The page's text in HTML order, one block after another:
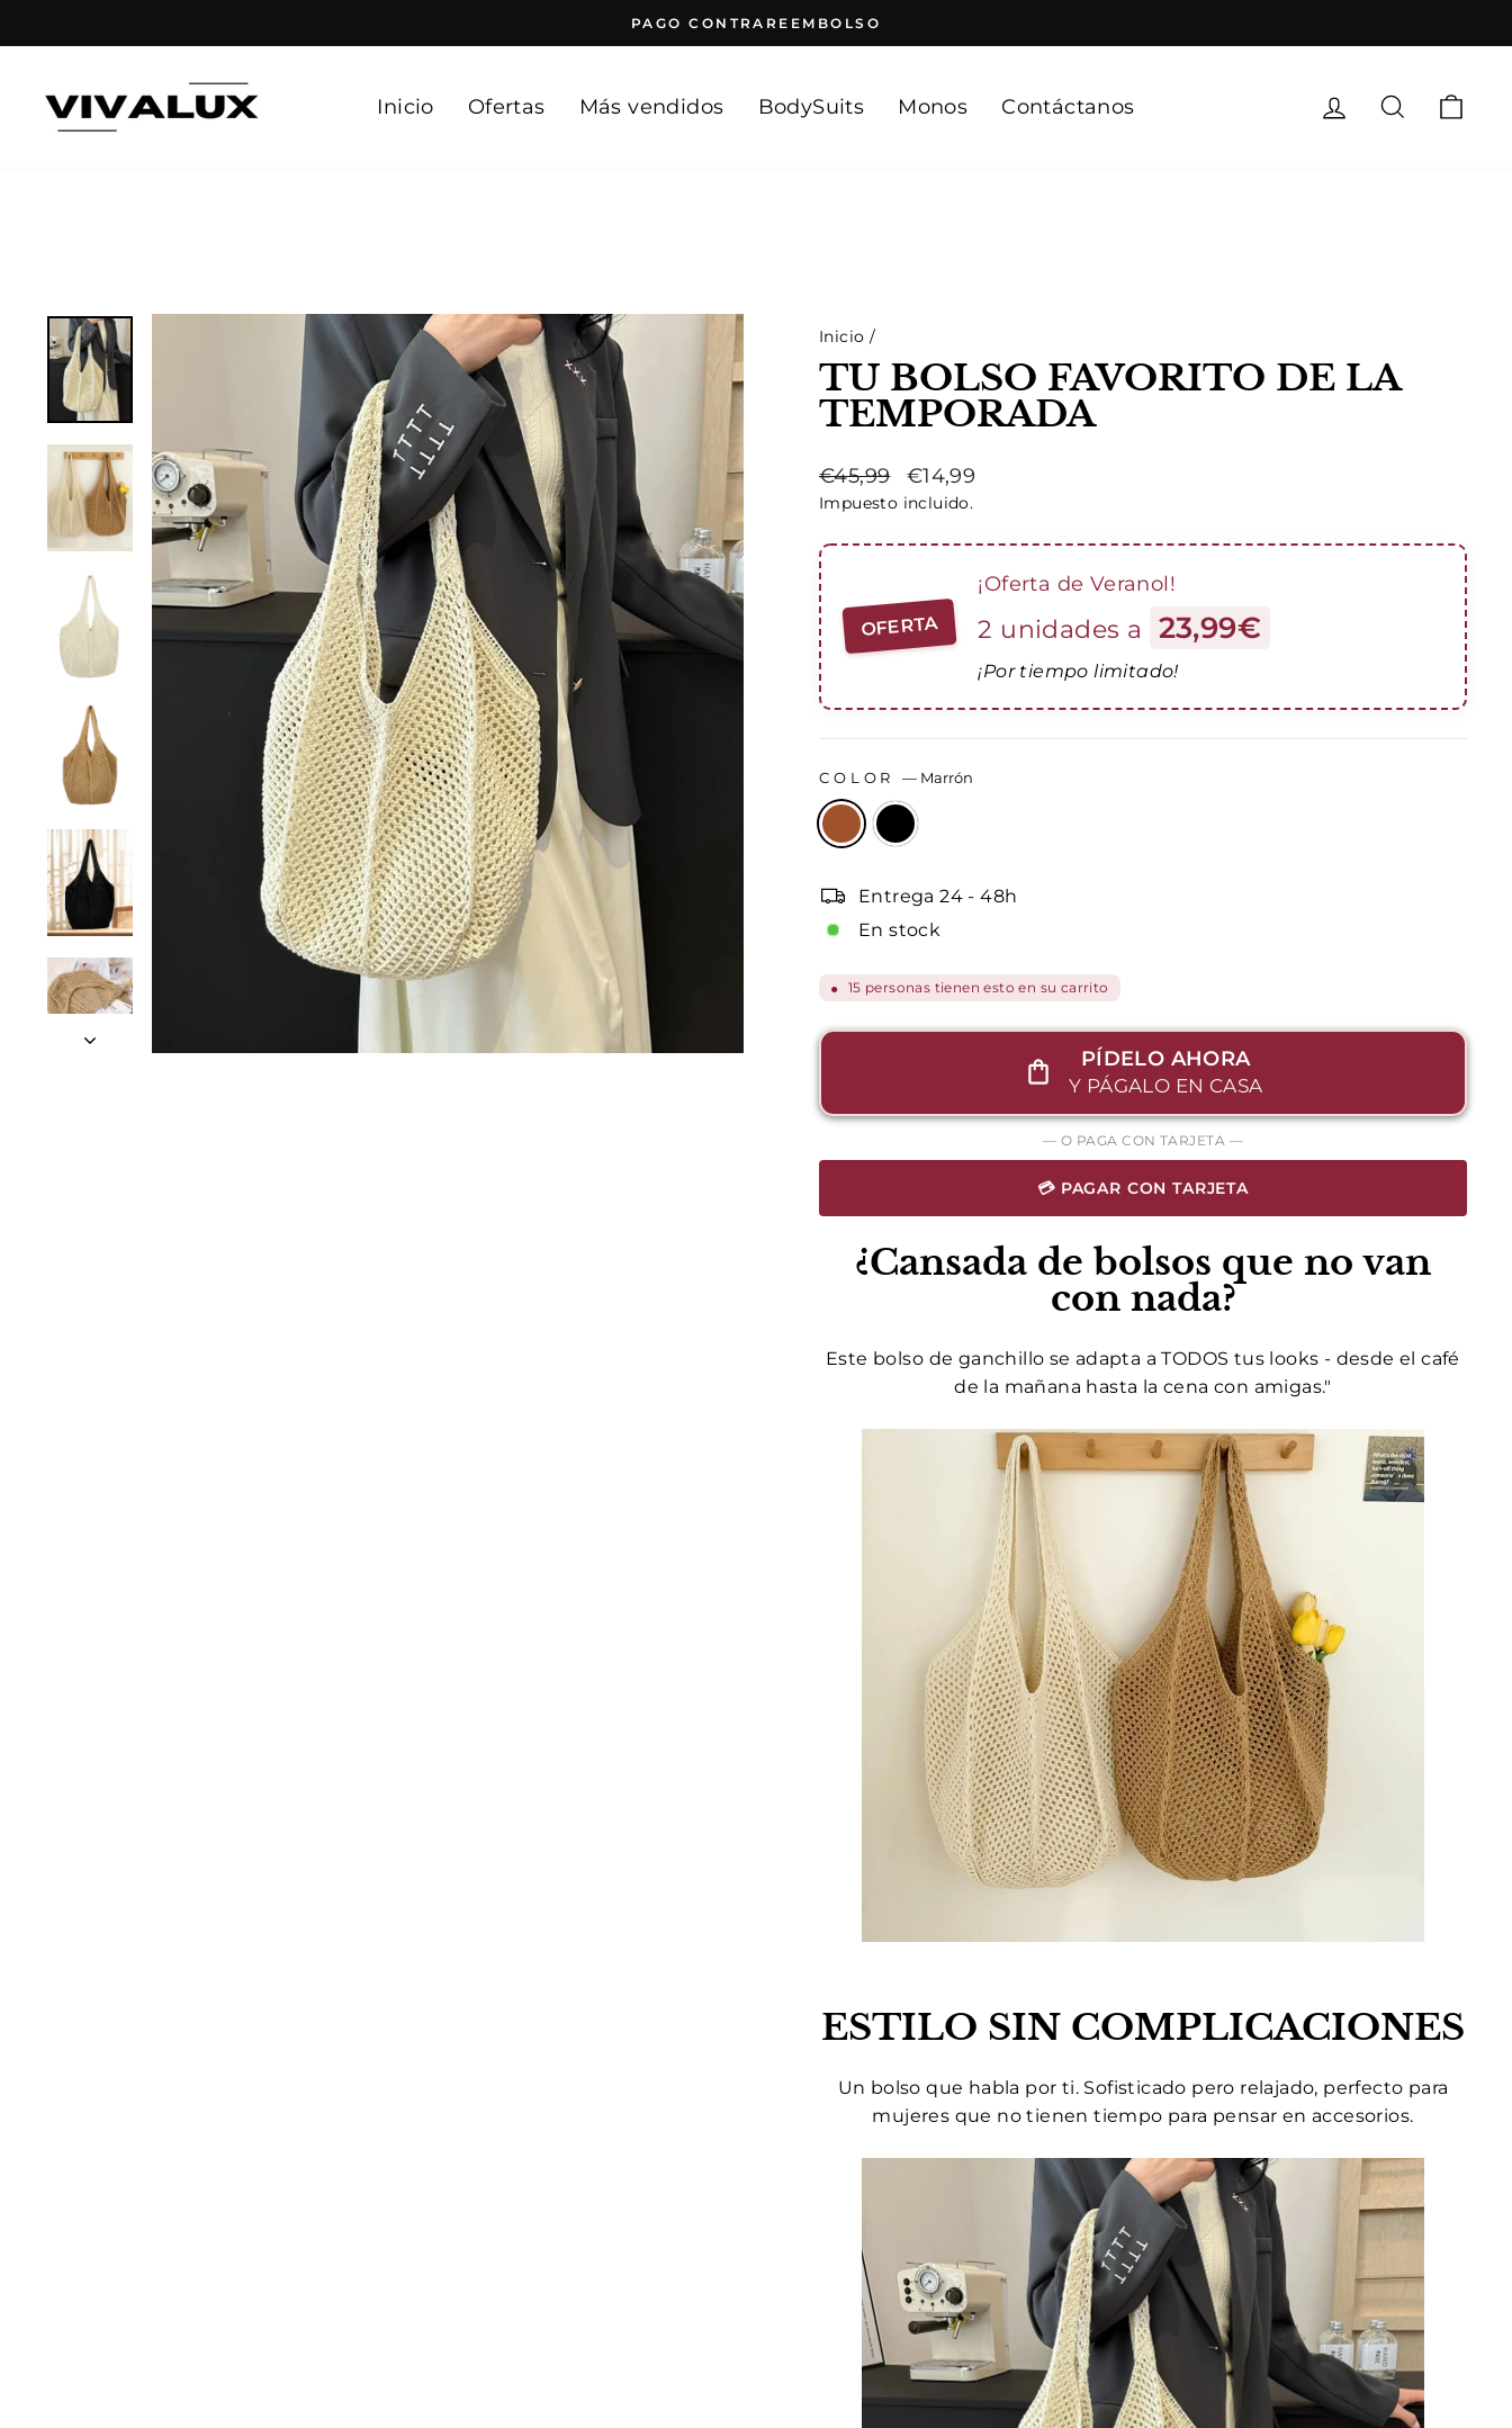
directamente
contenido
diapositivas
PAGO CONTRAREEMBOLSO
Inicio Ofertas Más vendidos BodySuits Monos Contáctanos IngresarBuscar
Inicio /
TU BOLSO FAVORITO DE LA
TEMPORADA
Precio
habitual
€45,99
Precio
de
€14,99
Impuesto incluido.
OFERTA
¡Oferta de Veranol!
2 unidades a 23,99€
¡Por tiempo limitado!
COLOR— Marrón
Entrega 24 - 48h
En stock
● 15 personas tienen esto en su carrito
PÍDELO AHORA
Y PÁGALO EN CASA
— O PAGA CON TARJETA —
💳 PAGAR CON TARJETA
¿Cansada de bolsos que no van
con nada?
Este bolso de ganchillo se adapta a TODOS tus looks - desde el café
de la mañana hasta la cena con amigas."
ESTILO SIN COMPLICACIONES
Un bolso que habla por ti. Sofisticado pero relajado, perfecto para
mujeres que no tienen tiempo para pensar en accesorios.